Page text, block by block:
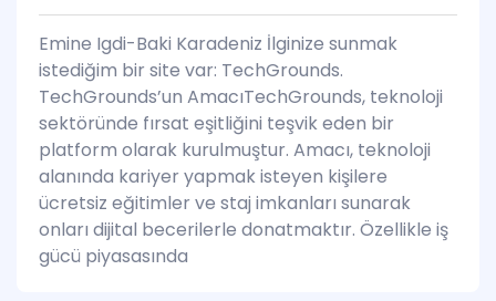
Emine Igdi-Baki Karadeniz İlginize sunmak
istediğim bir site var: TechGrounds.
TechGrounds’un AmacıTechGrounds, teknoloji
sektöründe fırsat eşitliğini teşvik eden bir
platform olarak kurulmuştur. Amacı, teknoloji
alanında kariyer yapmak isteyen kişilere
ücretsiz eğitimler ve staj imkanları sunarak
onları dijital becerilerle donatmaktır. Özellikle iş
gücü piyasasında